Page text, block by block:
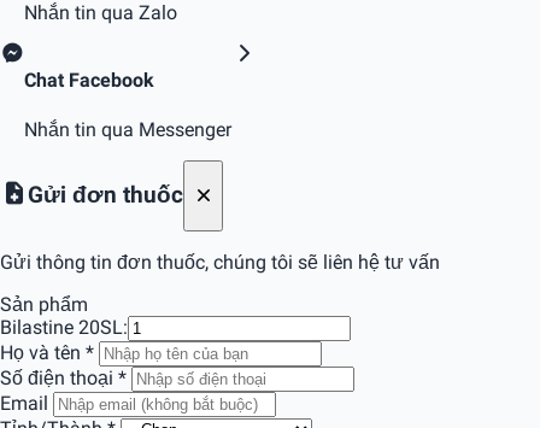
Nhắn tin qua Zalo
Chat Facebook
Nhắn tin qua Messenger
Gửi đơn thuốc
Gửi thông tin đơn thuốc, chúng tôi sẽ liên hệ tư vấn
Sản phẩm
Bilastine 20SL:
Họ và tên *
Số điện thoại *
Email